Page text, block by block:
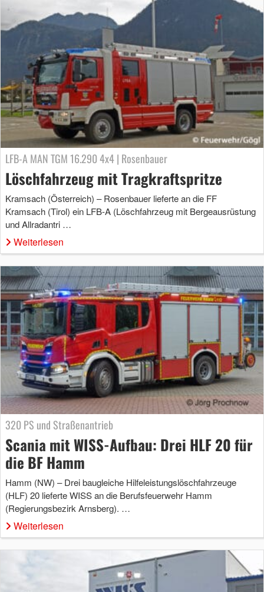
LFB-A MAN TGM 16.290 4x4 | Rosenbauer
Löschfahrzeug mit Tragkraftspritze
Kramsach (Österreich) – Rosenbauer lieferte an die FF
Kramsach (Tirol) ein LFB-A (Löschfahrzeug mit Bergeausrüstung
und Allradantri …
Weiterlesen
320 PS und Straßenantrieb
Scania mit WISS-Aufbau: Drei HLF 20 für
die BF Hamm
Hamm (NW) – Drei baugleiche Hilfeleistungslöschfahrzeuge
(HLF) 20 lieferte WISS an die Berufsfeuerwehr Hamm
(Regierungsbezirk Arnsberg). …
Weiterlesen